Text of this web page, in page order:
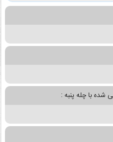
با چله پنبه :